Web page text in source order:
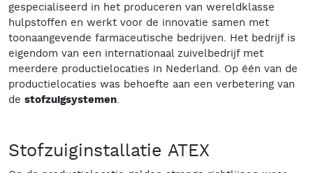
gespecialiseerd in het produceren van wereldklasse
hulpstoffen en werkt voor de innovatie samen met
toonaangevende farmaceutische bedrijven. Het bedrijf is
eigendom van een internationaal zuivelbedrijf met
meerdere productielocaties in Nederland. Op één van de
productielocaties was behoefte aan een verbetering van
de stofzuigsystemen.
Stofzuiginstallatie ATEX